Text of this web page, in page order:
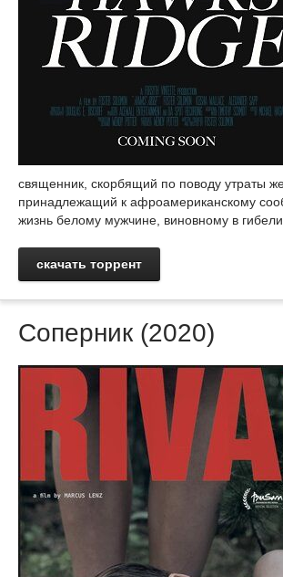
священник, скорбящий по поводу утраты
принадлежащий к афроамериканскому
жизнь белому мужчине, виновному в гибели
скачать торрент
Соперник (2020)